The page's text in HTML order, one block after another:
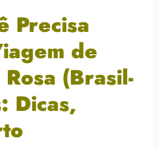
Precisa
de
(Brasil-
Dicas,